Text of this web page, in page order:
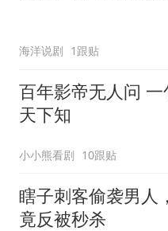
海洋说剧 1跟贴
百年影帝无人问
天下知
小小熊看剧 10跟贴
瞎子刺客偷袭男人
竟反被秒杀